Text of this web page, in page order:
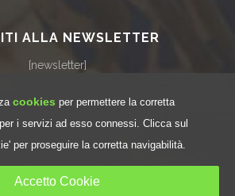
ALLA NEWSLETTER
[newsletter]
cookies per permettere la corretta
i servizi ad esso connessi. Clicca sul
per proseguire la corretta navigabilità.
Accetto Cookie